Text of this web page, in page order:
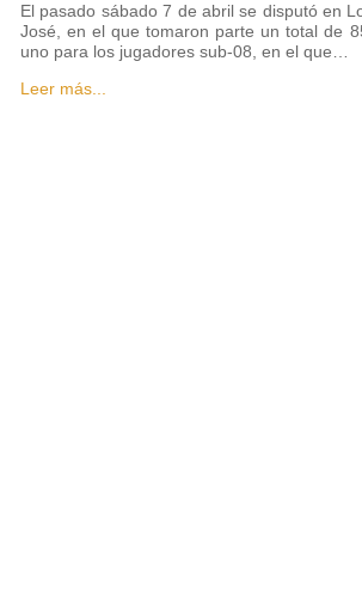
El pasado sábado 7 de abril se disputó en
José, en el que tomaron parte un total de
uno para los jugadores sub-08, en el que…
Leer más...